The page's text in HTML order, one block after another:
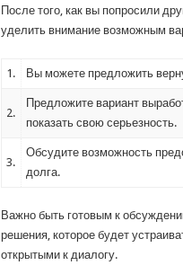
После того, как вы попросили
уделить внимание возможным
1. Вы можете предложить
2.
Предложите вариант
показать свою серьезность.
3.
Обсудите возможность
долга.
Важно быть готовым к
решения, которое будет
открытыми к диалогу.